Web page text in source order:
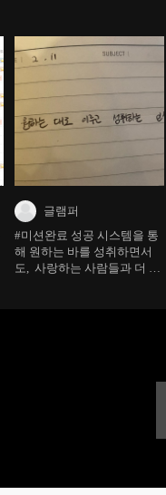
글램퍼
#미션완료 성공 시스템을 통
해 원하는 바를 성취하면서
도, 사랑하는 사람들과 더 많